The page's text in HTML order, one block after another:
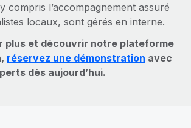
compris l’accompagnement assuré
locaux, sont gérés en interne.
plus et découvrir notre plateforme
réservez une démonstration avec
dès aujourd’hui.